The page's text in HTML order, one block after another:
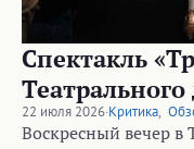
Спектакль
22 июля 2026·Критика,
Воскресный вечер в